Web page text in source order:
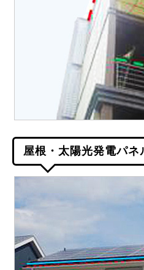
屋根・太陽光発電パネ